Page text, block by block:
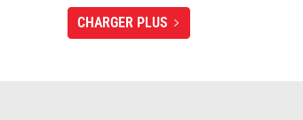
CHARGER PLUS